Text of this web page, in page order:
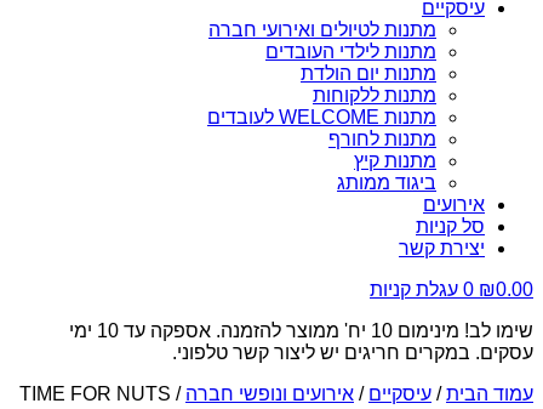
עיסקיים
מתנות לטיולים ואירועי חברה
מתנות לילדי העובדים
מתנות יום הולדת
מתנות ללקוחות
מתנות WELCOME לעובדים
מתנות לחורף
מתנות קיץ
ביגוד ממותג
אירועים
סל קניות
יצירת קשר
₪0.00
0 עגלת קניות
שימו לב! מינימום 10 יח' ממוצר להזמנה. אספקה עד 10 ימי
עסקים. במקרים חריגים יש ליצור קשר טלפוני.
עמוד הבית/ עיסקיים / אירועים ונופשי חברה / TIME FOR NUTS